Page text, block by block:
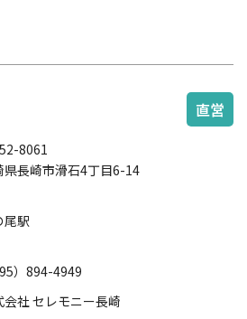
直営
8061
県長崎市滑石4丁目6-14
尾駅
）894-4949
会社 セレモニー長崎